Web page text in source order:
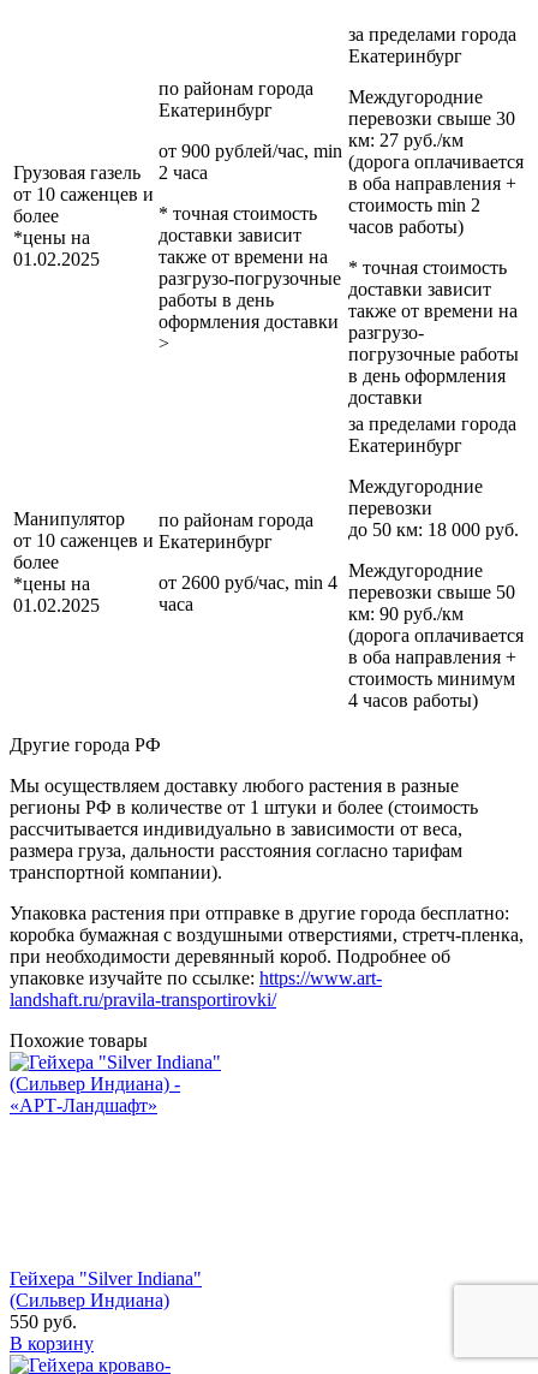
Грузовая газель
от 10 саженцев и
более
*цены на
01.02.2025
по районам города
Екатеринбург
от 900 рублей/час, min
2 часа
* точная стоимость
доставки зависит
также от времени на
разгрузо-погрузочные
работы в день
оформления доставки
>
за пределами города
Екатеринбург
Междугородние
перевозки свыше 30
км: 27 руб./км
(дорога оплачивается
в оба направления +
стоимость min 2
часов работы)
* точная стоимость
доставки зависит
также от времени на
разгрузо-
погрузочные работы
в день оформления
доставки
Манипулятор
от 10 саженцев и
более
*цены на
01.02.2025
по районам города
Екатеринбург
от 2600 руб/час, min 4
часа
за пределами города
Екатеринбург
Междугородние
перевозки
до 50 км: 18 000 руб.
Междугородние
перевозки свыше 50
км: 90 руб./км
(дорога оплачивается
в оба направления +
стоимость минимум
4 часов работы)
Другие города РФ
Мы осуществляем доставку любого растения в разные
регионы РФ в количестве от 1 штуки и более (стоимость
рассчитывается индивидуально в зависимости от веса,
размера груза, дальности расстояния согласно тарифам
транспортной компании).
Упаковка растения при отправке в другие города бесплатно:
коробка бумажная с воздушными отверстиями, стретч-пленка,
при необходимости деревянный короб. Подробнее об
упаковке изучайте по ссылке: https://www.art-
landshaft.ru/pravila-transportirovki/
Похожие товары
Гейхера "Silver Indiana"
(Сильвер Индиана)
550 руб.
В корзину